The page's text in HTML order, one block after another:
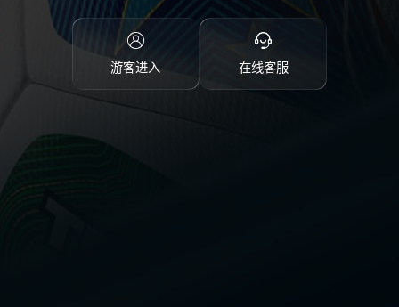
游客进入 在线客服